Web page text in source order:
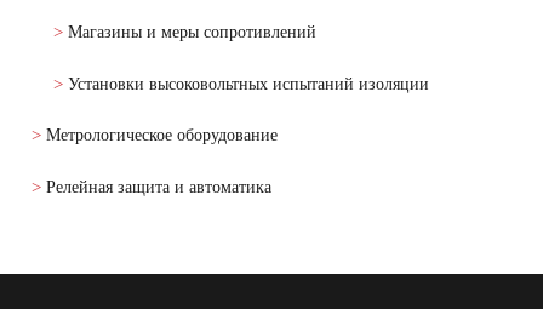
Магазины и меры сопротивлений
Установки высоковольтных испытаний изоляции
Метрологическое оборудование
Релейная защита и автоматика